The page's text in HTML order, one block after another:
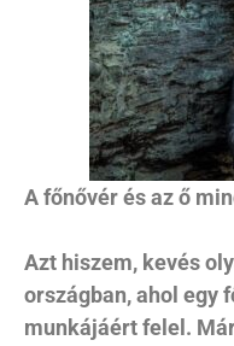
A főnővér és az ő
Azt hiszem, kevés
országban, ahol egy
munkájáért felel.